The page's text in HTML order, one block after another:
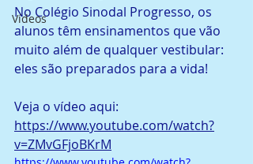
Vídeos
No Colégio Sinodal Progresso, os
alunos têm ensinamentos que vão
muito além de qualquer vestibular:
eles são preparados para a vida!
Veja o vídeo aqui:
https://www.youtube.com/watch?
v=ZMvGFjoBKrM